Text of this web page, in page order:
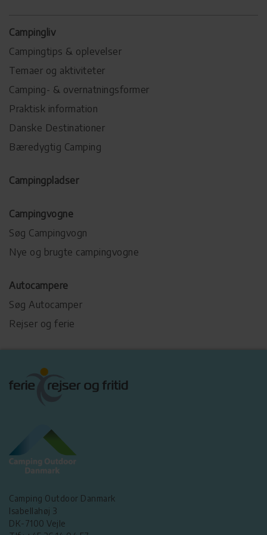
Campingliv
Campingtips & oplevelser
Temaer og aktiviteter
Camping- & overnatningsformer
Praktisk information
Danske Destinationer
Bæredygtig Camping
Campingpladser
Campingvogne
Søg Campingvogn
Nye og brugte campingvogne
Autocampere
Søg Autocamper
Rejser og ferie
Camping Outdoor Danmark
Isabellahøj 3
DK-7100 Vejle